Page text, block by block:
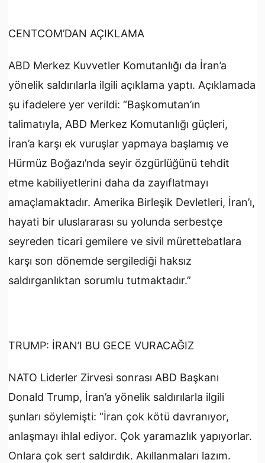
CENTCOM’DAN AÇIKLAMA
ABD Merkez Kuvvetler Komutanlığı da İran’a
yönelik saldırılarla ilgili açıklama yaptı. Açıklamada
şu ifadelere yer verildi: “Başkomutan’ın
talimatıyla, ABD Merkez Komutanlığı güçleri,
İran’a karşı ek vuruşlar yapmaya başlamış ve
Hürmüz Boğazı’nda seyir özgürlüğünü tehdit
etme kabiliyetlerini daha da zayıflatmayı
amaçlamaktadır. Amerika Birleşik Devletleri, İran’ı,
hayati bir uluslararası su yolunda serbestçe
seyreden ticari gemilere ve sivil mürettebatlara
karşı son dönemde sergilediği haksız
saldırganlıktan sorumlu tutmaktadır.”
TRUMP: İRAN’I BU GECE VURACAĞIZ
NATO Liderler Zirvesi sonrası ABD Başkanı
Donald Trump, İran’a yönelik saldırılarla ilgili
şunları söylemişti: “İran çok kötü davranıyor,
anlaşmayı ihlal ediyor. Çok yaramazlık yapıyorlar.
Onlara çok sert saldırdık. Akıllanmaları lazım.